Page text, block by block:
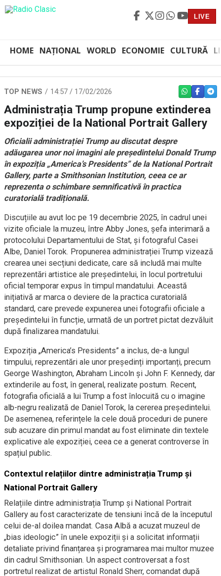
LIVE
HOME NAȚIONAL WORLD ECONOMIE CULTURĂ
TOP NEWS 14:57 / 17/02/2026 WHATSAPP
Administrația Trump propune extinderea
expoziției de la National Portrait Gallery
Oficialii administrației Trump au discutat despre
adăugarea unor noi imagini ale președintelui Donald Trump
în expoziția „America’s Presidents” de la National Portrait
Gallery, parte a Smithsonian Institution, ceea ce ar
reprezenta o schimbare semnificativă în practica
curatorială tradițională.
Discuțiile au avut loc pe 19 decembrie 2025, în cadrul unei
vizite oficiale la muzeu, între Abby Jones, șefa interimară a
protocolului Departamentului de Stat, și fotograful Casei
Albe, Daniel Torok. Propunerea administrației Trump vizează
crearea unei secțiuni dedicate, care să includă mai multe
reprezentări artistice ale președintelui, în locul portretului
oficial temporar expus în timpul mandatului. Această
inițiativă ar marca o deviere de la practica curatorială
standard, care prevede expunerea unei fotografii oficiale a
președintelui în funcție, urmată de un portret pictat dezvăluit
după finalizarea mandatului.
Expoziția „America’s Presidents” a inclus, de-a lungul
timpului, reprezentări ale unor președinți importanți, precum
George Washington, Abraham Lincoln și John F. Kennedy, dar
extinderile au fost, în general, realizate postum. Recent,
fotografia oficială a lui Trump a fost înlocuită cu o imagine
alb-negru realizată de Daniel Torok, la cererea președintelui.
De asemenea, referințele la cele două proceduri de punere
sub acuzare din primul mandat au fost eliminate din textele
explicative ale expoziției, ceea ce a generat controverse în
spațiul public.
Contextul relațiilor dintre administrația Trump și
National Portrait Gallery
Relațiile dintre administrația Trump și National Portrait
Gallery au fost caracterizate de tensiuni încă de la începutul
celui de-al doilea mandat. Casa Albă a acuzat muzeul de
„bias ideologic” în unele expoziții și a solicitat informații
detaliate privind finanțarea și programarea mai multor muzee
din cadrul Smithsonian. Un aspect controversat a fost
portretul realizat de artistul Ronald Sherr, comandat după